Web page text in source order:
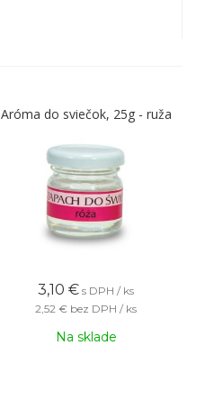
Aróma do sviečok, 25g - ruža
3,10 € s DPH / ks
2,52 € bez DPH / ks
Na sklade